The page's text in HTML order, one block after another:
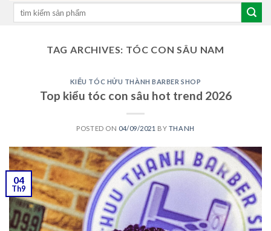
Search
TAG ARCHIVES: TÓC CON SÂU NAM
KIỂU TÓC HỬU THÀNH BARBER SHOP
Top kiểu tóc con sâu hot trend 2026
POSTED ON 04/09/2021 BY THANH
04
Th9